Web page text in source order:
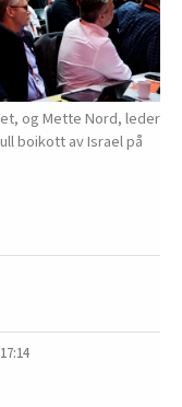
og Mette Nord, leder
boikott av Israel på